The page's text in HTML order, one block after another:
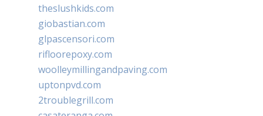
theslushkids.com
giobastian.com
glpascensori.com
rifloorepoxy.com
woolleymillingandpaving.com
uptonpvd.com
2troublegrill.com